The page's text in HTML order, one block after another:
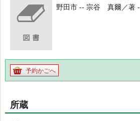
野田市 -- 宗谷 真爾／著
予約かごへ
所蔵